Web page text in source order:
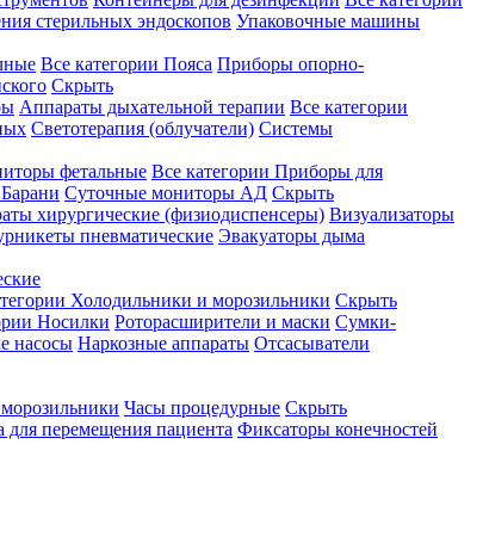
стерильных эндоскопов Упаковочные машины
Все категории Пояса Приборы опорно-
Скрыть
Аппараты дыхательной терапии Все категории
Светотерапия (облучатели) Системы
фетальные Все категории Приборы для
Суточные мониторы АД Скрыть
хирургические (физиодиспенсеры) Визуализаторы
пневматические Эвакуаторы дыма
Холодильники и морозильники Скрыть
Носилки Роторасширители и маски Сумки-
насосы Наркозные аппараты Отсасыватели
Часы процедурные Скрыть
для перемещения пациента Фиксаторы конечностей